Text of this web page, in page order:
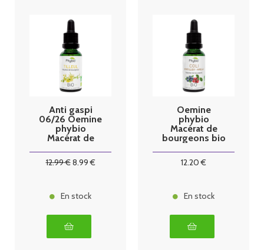
Anti gaspi
06/26 Oemine
phybio
Macérat de
12.99€8.99€
En stock
Oemine
phybio
Macérat de
bourgeons bio
12.20 €
En stock